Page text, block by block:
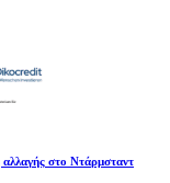
αλλαγής στο Ντάρμσταντ